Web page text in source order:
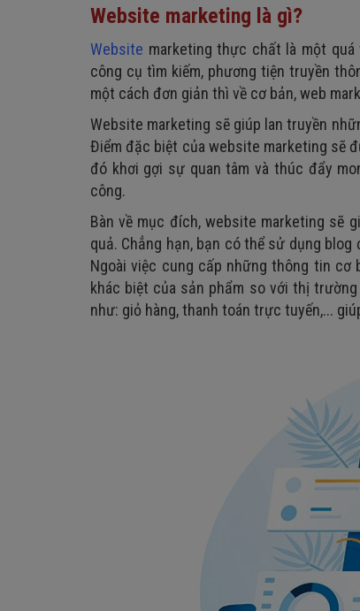
6. Cải thiện doanh số và tăng doanh thu
3. Mục tiêu chiến lược marketing website
Tăng độ nhận diện website của thương
Tăng sự yêu thích của khách hàng với
Tăng doanh thu từ những đơn hàng trên
2. Nội dung thu hút, chất lượng (content
4. Kết nối cộng đồng mạng xã hội (social
5. Kết hợp email marketing để "chạm" tới
Website marketing là gì?
Website marketing thực chất là một
công cụ tìm kiếm, phương tiện truyền
một cách đơn giản thì về cơ bản, web
Website marketing sẽ giúp lan truyền
Điểm đặc biệt của website marketing sẽ
đó khơi gợi sự quan tâm và thúc đẩy
công.
Bàn về mục đích, website marketing sẽ
quả. Chẳng hạn, bạn có thể sử dụng
Ngoài việc cung cấp những thông tin cơ
khác biệt của sản phẩm so với thị
như: giỏ hàng, thanh toán trực tuyến,...